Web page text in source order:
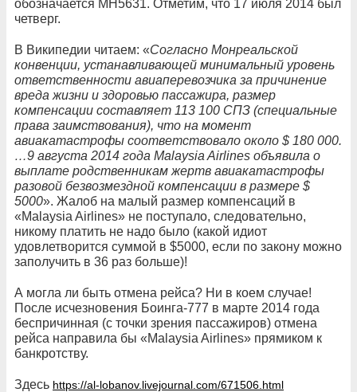
обозначается MH5631. Отметим, что 17 июля 2014 был
четверг.
В Википедии читаем: «Согласно Монреальской
конвенции, устанавливающей минимальный уровень
ответственности авиаперевозчика за причинение
вреда жизни и здоровью пассажира, размер
компенсации составляет 113 100 СПЗ (специальные
права заимствования), что на момент
авиакатастрофы соответствовало около $ 180 000.
…9 августа 2014 года Malaysia Airlines объявила о
выплате родственникам жертв авиакатастрофы
разовой безвозмездной компенсации в размере $
5000». Жалоб на малый размер компенсаций в
«Malaysia Airlines» не поступало, следовательно,
никому платить не надо было (какой идиот
удовлетворится суммой в $5000, если по закону можно
заполучить в 36 раз больше)!
А могла ли быть отмена рейса? Ни в коем случае!
После исчезновения Боинга-777 в марте 2014 года
беспричинная (с точки зрения пассажиров) отмена
рейса направила бы «Malaysia Airlines» прямиком к
банкротству.
Здесь https://al-lobanov.livejournal.com/671506.html